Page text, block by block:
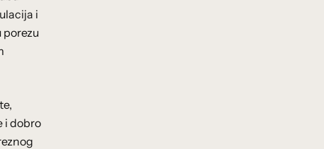
i
porezu
i dobro